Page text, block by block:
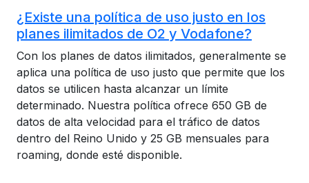
¿Existe una política de uso justo en los
planes ilimitados de O2 y Vodafone?
Con los planes de datos ilimitados, generalmente se
aplica una política de uso justo que permite que los
datos se utilicen hasta alcanzar un límite
determinado. Nuestra política ofrece 650 GB de
datos de alta velocidad para el tráfico de datos
dentro del Reino Unido y 25 GB mensuales para
roaming, donde esté disponible.